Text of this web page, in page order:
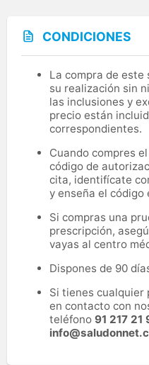
CONDICIONES
La compra de este
su realización sin
las inclusiones y
precio están
correspondientes.
Cuando compres
código de
cita, identifícate
y enseña el código
Si compras una
prescripción,
vayas al centro
Dispones de 90
Si tienes cualquier
en contacto con
teléfono 91 217 21